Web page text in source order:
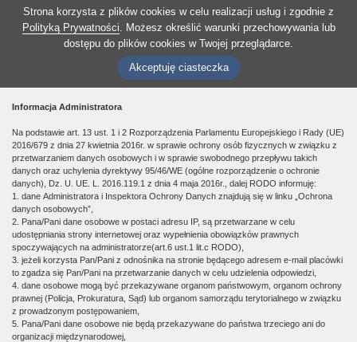
Strona korzysta z plików cookies w celu realizacji usług i zgodnie z
Polityką Prywatności. Możesz określić warunki przechowywania lub
dostępu do plików cookies w Twojej przeglądarce.
Akceptuję ciasteczka
Informacja Administratora
Na podstawie art. 13 ust. 1 i 2 Rozporządzenia Parlamentu Europejskiego i Rady (UE)
2016/679 z dnia 27 kwietnia 2016r. w sprawie ochrony osób fizycznych w związku z
przetwarzaniem danych osobowych i w sprawie swobodnego przepływu takich
danych oraz uchylenia dyrektywy 95/46/WE (ogólne rozporządzenie o ochronie
danych), Dz. U. UE. L. 2016.119.1 z dnia 4 maja 2016r., dalej RODO informuję:
1. dane Administratora i Inspektora Ochrony Danych znajdują się w linku „Ochrona
danych osobowych”,
2. Pana/Pani dane osobowe w postaci adresu IP, są przetwarzane w celu
udostępniania strony internetowej oraz wypełnienia obowiązków prawnych
spoczywających na administratorze(art.6 ust.1 lit.c RODO),
3. jeżeli korzysta Pan/Pani z odnośnika na stronie będącego adresem e-mail placówki
to zgadza się Pan/Pani na przetwarzanie danych w celu udzielenia odpowiedzi,
4. dane osobowe mogą być przekazywane organom państwowym, organom ochrony
prawnej (Policja, Prokuratura, Sąd) lub organom samorządu terytorialnego w związku
z prowadzonym postępowaniem,
5. Pana/Pani dane osobowe nie będą przekazywane do państwa trzeciego ani do
organizacji międzynarodowej,